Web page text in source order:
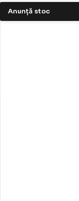
Anunță stoc